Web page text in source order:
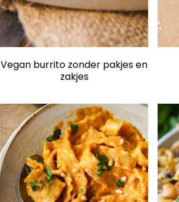
Vegan burrito zonder pakjes en
zakjes